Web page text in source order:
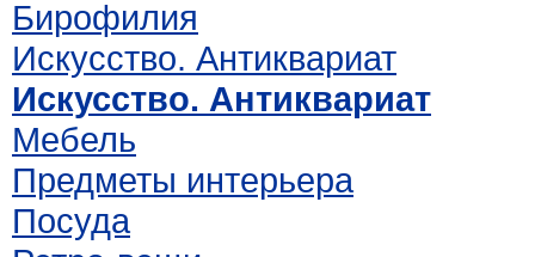
Бирофилия
Искусство. Антиквариат
Искусство. Антиквариат
Мебель
Предметы интерьера
Посуда